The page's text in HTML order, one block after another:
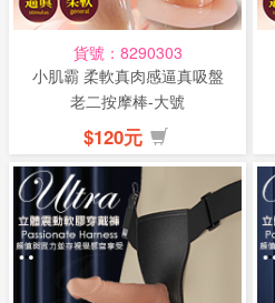
貨號：8290303
小肌霸 柔軟真肉感逼真吸盤
老二按摩棒-大號
$120元